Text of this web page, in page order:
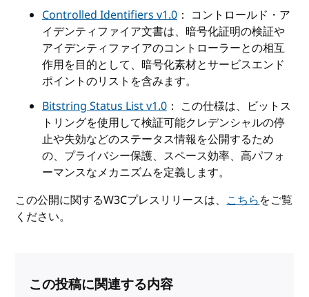
Controlled Identifiers v1.0： コントロールド・ア
イデンティファイア文書は、暗号化証明の検証や
アイデンティファイアのコントローラーとの相互
作用を目的として、暗号化素材とサービスエンド
ポイントのリストを含みます。
Bitstring Status List v1.0： この仕様は、ビットス
トリングを使用して検証可能クレデンシャルの停
止や失効などのステータス情報を公開するため
の、プライバシー保護、スペース効率、高パフォ
ーマンスなメカニズムを定義します。
この公開に関するW3Cプレスリリースは、こちらをご覧
ください。
この投稿に関連する内容